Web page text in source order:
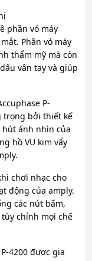
phần vỏ máy
Phần vỏ máy
thẩm mỹ mà còn
vân tay và giúp
P-
trọng bởi thiết kế
hút ánh nhìn của
hồ VU kim vẩy
chơi nhạc cho
động của amply.
các nút bấm,
chỉnh mọi chế
4200 được gia